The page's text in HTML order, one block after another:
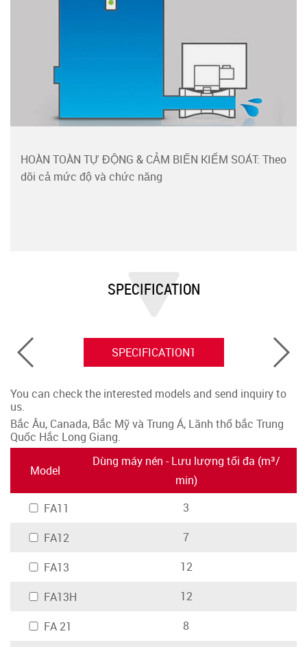
HOÀN TOÀN TỰ ĐỘNG & CẢM BIẾN KIỂM SOÁT: Theo
dõi cả mức độ và chức năng
SPECIFICATION
SPECIFICATION1
You can check the interested models and send inquiry to
us.
Bắc Âu, Canada, Bắc Mỹ và Trung Á, Lãnh thổ bắc Trung
Quốc Hắc Long Giang.
Model
Dùng máy nén - Lưu lượng tối đa (m³/
min)
FA11
3
FA12
7
FA13
12
FA13H
12
FA 21
8